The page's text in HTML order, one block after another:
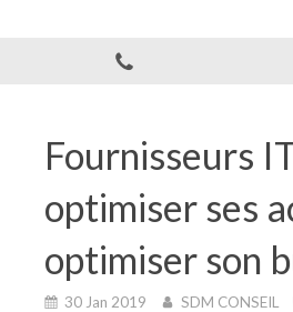
Fournisseurs
optimiser ses
optimiser son
30 Jan 2019 SDM CONSEIL